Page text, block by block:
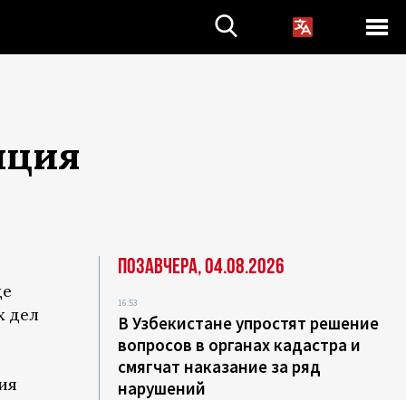
дел
Позавчера, 04.08.2026
16:53
В Узбекистане упростят решение
вопросов в органах кадастра и
смягчат наказание за ряд
нарушений